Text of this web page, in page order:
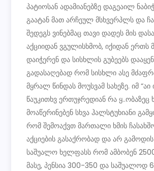
პატიოსან ადამიანებზე დაგეაილ
გაატან მათ არჩეულ მსხვერპლს და
შედეგს ვინებმაც თავი დადეს მის
აქციიდან ვგულისხმობ, იქიდან ერთს
დაიჭერენ და სისხლის გუბეებს
გადასაღებად რომ სისხლი ასე
მყრალ წინდას მოუსვამ სახეზე. იმ “აი
წაუკითხვ ერთუჯრედიან რა ყ..ობაზეც
მოაწერინებენ სხვა ჰალსტუხიანი
რომ შემოაქვთ მართალი ხმის
აქციების გასაქრობად და არ
საშუალო ხელფასს რომ ამბობენ
მასე, პენსია 300-350 და საშუალოდ